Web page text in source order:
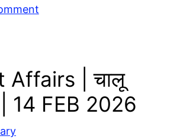
Affairs | चालू
| 14 FEB 2026